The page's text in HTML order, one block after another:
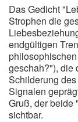
Das Gedicht
Strophen die
endgültigen
geschah?"), die
Schilderung
Signalen
Gruß, der beide
sichtbar.